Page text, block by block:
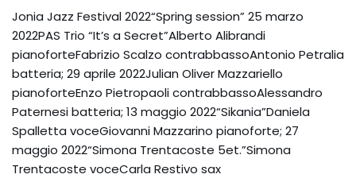
Jonia Jazz Festival 2022“Spring session” 25 marzo
2022PAS Trio “It’s a Secret”Alberto Alibrandi
pianoforteFabrizio Scalzo contrabbassoAntonio Petralia
batteria; 29 aprile 2022Julian Oliver Mazzariello
pianoforteEnzo Pietropaoli contrabbassoAlessandro
Paternesi batteria; 13 maggio 2022“Sikania”Daniela
Spalletta voceGiovanni Mazzarino pianoforte; 27
maggio 2022“Simona Trentacoste 5et.”Simona
Trentacoste voceCarla Restivo sax